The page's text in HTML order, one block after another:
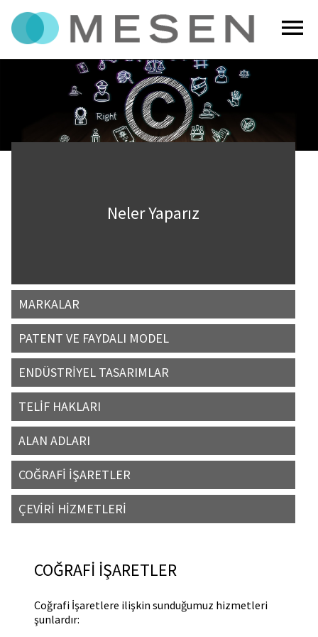
menu
Neler Yaparız
MARKALAR
PATENT VE FAYDALI MODEL
ENDÜSTRİYEL TASARIMLAR
TELİF HAKLARI
ALAN ADLARI
COĞRAFİ İŞARETLER
ÇEVİRİ HİZMETLERİ
COĞRAFİ İŞARETLER
Coğrafi İşaretlere ilişkin sunduğumuz hizmetleri
şunlardır: